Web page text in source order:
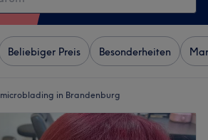
Beliebiger Preis Besonderheiten
microblading in Brandenburg